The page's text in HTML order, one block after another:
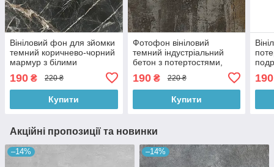
Вініловий фон для зйомки
темний коричнево-чорний
мармур з білими
прожилками, квадратний
фотофон 60x60 см,
№552414
190 ₴ 220 ₴
Купити
Фотофон вініловий
темний індустріальний
бетон з потертостями,
60x60 см, №550695
190₴ 220 ₴
Купити
190
Акційні пропозиції та новинки
–14% –14%